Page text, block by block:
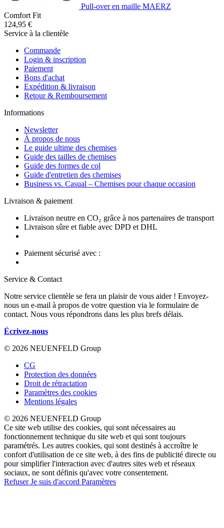
Pull-over en maille MAERZ
Comfort Fit
124,95 €
Service à la clientèle
Commande
Login & inscription
Paiement
Bons d'achat
Expédition & livraison
Retour & Remboursement
Informations
Newsletter
À propos de nous
Le guide ultime des chemises
Guide des tailles de chemises
Guide des formes de col
Guide d'entretien des chemises
Business vs. Casual – Chemises pour chaque occasion
Livraison & paiement
Livraison neutre en CO₂ grâce à nos partenaires de transport
Livraison sûre et fiable avec DPD et DHL
Paiement sécurisé avec :
Service & Contact
Notre service clientèle se fera un plaisir de vous aider ! Envoyez-
nous un e-mail à propos de votre question via le formulaire de
contact. Nous vous répondrons dans les plus brefs délais.
Écrivez-nous
© 2026 NEUENFELD Group
CG
Protection des données
Droit de rétractation
Paramètres des cookies
Mentions légales
© 2026 NEUENFELD Group
Ce site web utilise des cookies, qui sont nécessaires au
fonctionnement technique du site web et qui sont toujours
paramétrés. Les autres cookies, qui sont destinés à accroître le
confort d'utilisation de ce site web, à des fins de publicité directe ou
pour simplifier l'interaction avec d'autres sites web et réseaux
sociaux, ne sont définis qu'avec votre consentement.
RefuserJe suis d'accord Paramètres